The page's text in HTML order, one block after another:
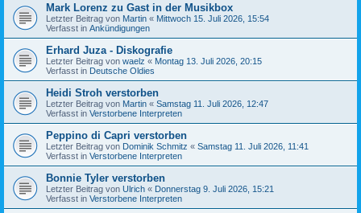
Mark Lorenz zu Gast in der Musikbox
Letzter Beitrag von Martin « Mittwoch 15. Juli 2026, 15:54
Verfasst in Ankündigungen
Erhard Juza - Diskografie
Letzter Beitrag von waelz « Montag 13. Juli 2026, 20:15
Verfasst in Deutsche Oldies
Heidi Stroh verstorben
Letzter Beitrag von Martin « Samstag 11. Juli 2026, 12:47
Verfasst in Verstorbene Interpreten
Peppino di Capri verstorben
Letzter Beitrag von Dominik Schmitz « Samstag 11. Juli 2026, 11:41
Verfasst in Verstorbene Interpreten
Bonnie Tyler verstorben
Letzter Beitrag von Ulrich « Donnerstag 9. Juli 2026, 15:21
Verfasst in Verstorbene Interpreten